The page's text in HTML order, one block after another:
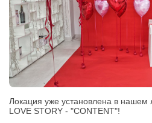
Локация уже установлена в
LOVE STORY - "CONTENT"!